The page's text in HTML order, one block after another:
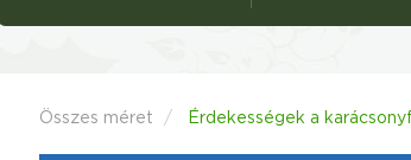
Összes méret Érdekességek a